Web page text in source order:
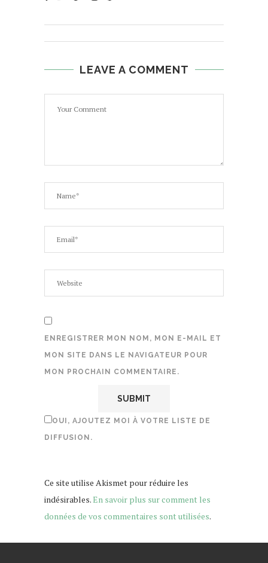
LEAVE A COMMENT
ENREGISTRER MON NOM, MON E-MAIL ET
MON SITE DANS LE NAVIGATEUR POUR
MON PROCHAIN COMMENTAIRE.
OUI, AJOUTEZ MOI À VOTRE LISTE DE
DIFFUSION.
Ce site utilise Akismet pour réduire les
indésirables.En savoir plus sur comment les
données de vos commentaires sont utilisées.